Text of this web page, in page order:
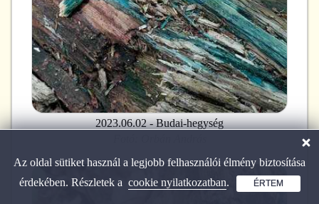
2023.06.02 - Budai-hegység
Az oldal sütiket használ a legjobb felhasználói élmény biztosítása
érdekében. Részletek a cookie nyilatkozatban. ÉRTEM